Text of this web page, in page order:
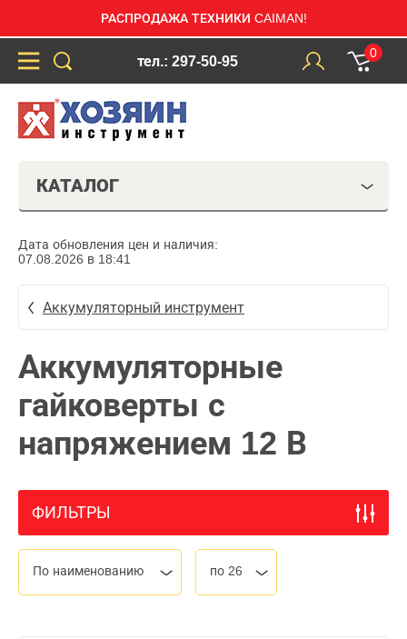
РАСПРОДАЖА ТЕХНИКИ CAIMAN!
тел.: 297-50-95
0
КАТАЛОГ
Дата обновления цен и наличия:
07.08.2026 в 18:41
Аккумуляторный инструмент
Аккумуляторные
гайковерты с
напряжением 12 В
ФИЛЬТРЫ
По наименованию по 26